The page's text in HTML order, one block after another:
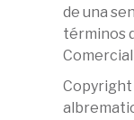
de una
términos
Comercial
Copyright